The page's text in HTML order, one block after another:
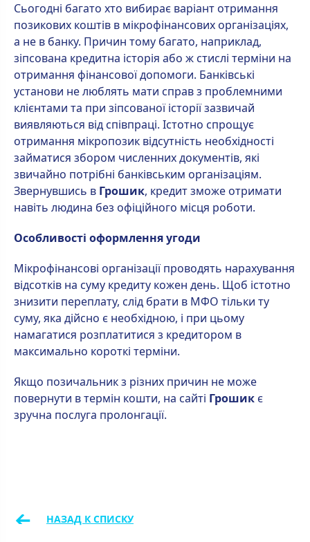
Сьогодні багато хто вибирає варіант отримання
позикових коштів в мікрофінансових організаціях,
а не в банку. Причин тому багато, наприклад,
зіпсована кредитна історія або ж стислі терміни на
отримання фінансової допомоги. Банківські
установи не люблять мати справ з проблемними
клієнтами та при зіпсованої історії зазвичай
виявляються від співпраці. Істотно спрощує
отримання мікропозик відсутність необхідності
займатися збором численних документів, які
звичайно потрібні банківським організаціям.
Звернувшись в Грошик, кредит зможе отримати
навіть людина без офіційного місця роботи.
Особливості оформлення угоди
Мікрофінансові організації проводять нарахування
відсотків на суму кредиту кожен день. Щоб істотно
знизити переплату, слід брати в МФО тільки ту
суму, яка дійсно є необхідною, і при цьому
намагатися розплатитися з кредитором в
максимально короткі терміни.
Якщо позичальник з різних причин не може
повернути в термін кошти, на сайті Грошик є
зручна послуга пролонгації.
← НАЗАД К СПИСКУ